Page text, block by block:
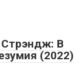
В
(2022)